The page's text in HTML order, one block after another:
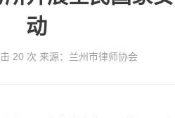
动
20 次 来源：兰州市律师协会